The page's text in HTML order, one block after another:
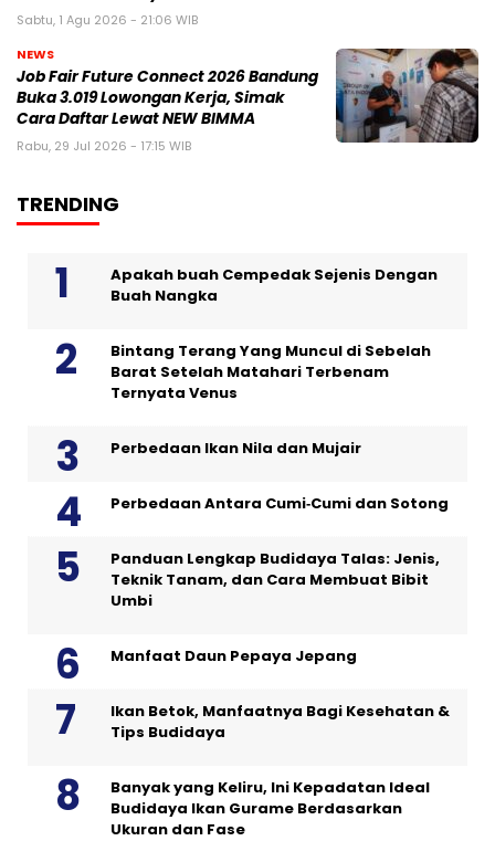
Sabtu, 1 Agu 2026 - 21:06 WIB
NEWS
Job Fair Future Connect 2026 Bandung
Buka 3.019 Lowongan Kerja, Simak
Cara Daftar Lewat NEW BIMMA
Rabu, 29 Jul 2026 - 17:15 WIB
TRENDING
Apakah buah Cempedak Sejenis Dengan
Buah Nangka
Bintang Terang Yang Muncul di Sebelah
Barat Setelah Matahari Terbenam
Ternyata Venus
Perbedaan Ikan Nila dan Mujair
Perbedaan Antara Cumi‑Cumi dan Sotong
Panduan Lengkap Budidaya Talas: Jenis,
Teknik Tanam, dan Cara Membuat Bibit
Umbi
Manfaat Daun Pepaya Jepang
Ikan Betok, Manfaatnya Bagi Kesehatan &
Tips Budidaya
Banyak yang Keliru, Ini Kepadatan Ideal
Budidaya Ikan Gurame Berdasarkan
Ukuran dan Fase